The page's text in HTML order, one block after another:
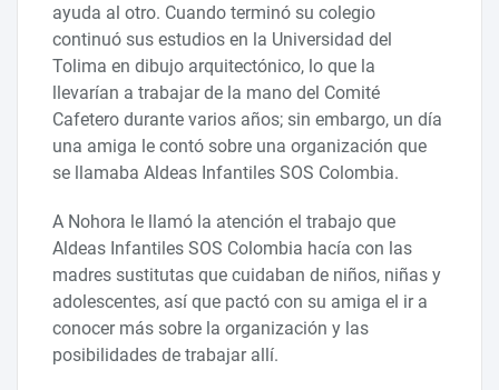
ayuda al otro. Cuando terminó su colegio
continuó sus estudios en la Universidad del
Tolima en dibujo arquitectónico, lo que la
llevarían a trabajar de la mano del Comité
Cafetero durante varios años; sin embargo, un día
una amiga le contó sobre una organización que
se llamaba Aldeas Infantiles SOS Colombia.
A Nohora le llamó la atención el trabajo que
Aldeas Infantiles SOS Colombia hacía con las
madres sustitutas que cuidaban de niños, niñas y
adolescentes, así que pactó con su amiga el ir a
conocer más sobre la organización y las
posibilidades de trabajar allí.